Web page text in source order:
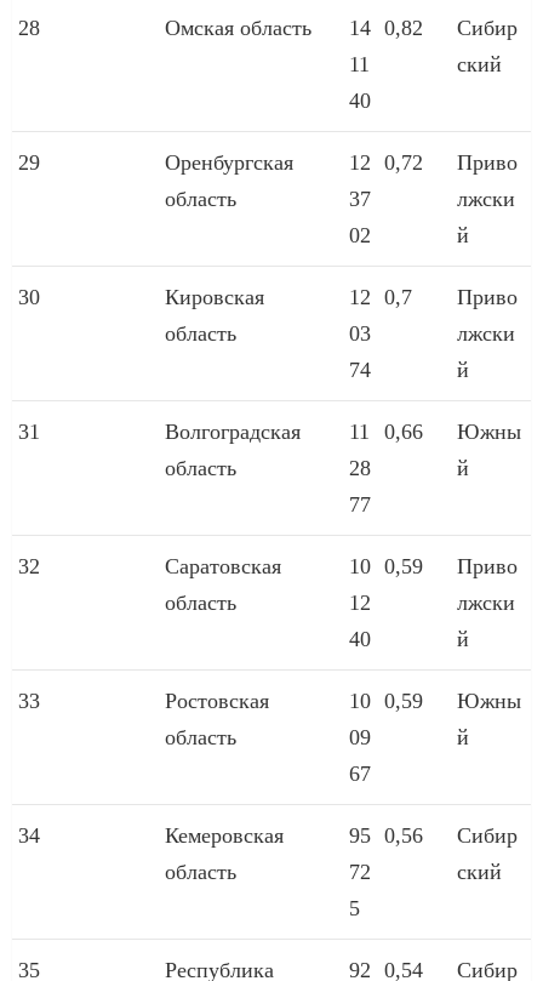
28 Омская область
14
11
40
0,82
Сибир
ский
29
Оренбургская
область
12
37
02
0,72
Приво
лжски
й
30
Кировская
область
12
03
74
0,7
Приво
лжски
й
31
Волгоградская
область
11
28
77
0,66
Южны
й
32
Саратовская
область
10
12
40
0,59
Приво
лжски
й
33
Ростовская
область
10
09
67
0,59
Южны
й
34
Кемеровская
область
95
72
5
0,56
Сибир
ский
35 Республика 92 0,54 Сибир